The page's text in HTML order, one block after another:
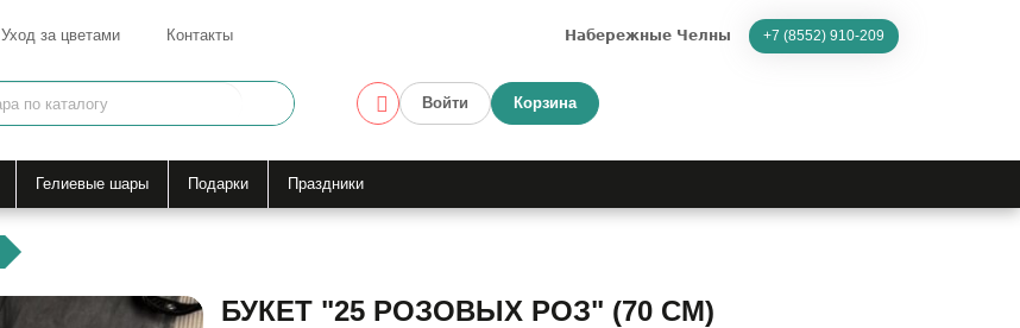
Уход за цветами Контакты Набережные Челны +7 (8552) 910-209
Войти Корзина
Гелиевые шары Подарки Праздники
БУКЕТ "25 РОЗОВЫХ РОЗ" (70 СМ)